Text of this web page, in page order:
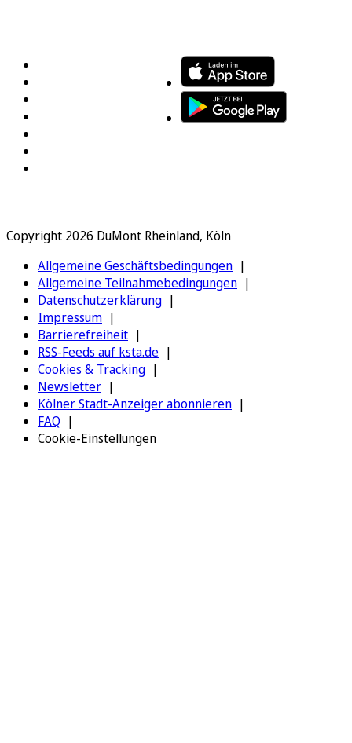
Copyright 2026 DuMont Rheinland, Köln
Allgemeine Geschäftsbedingungen
Allgemeine Teilnahmebedingungen
Datenschutzerklärung
Impressum
Barrierefreiheit
RSS-Feeds auf ksta.de
Cookies & Tracking
Newsletter
Kölner Stadt-Anzeiger abonnieren
FAQ
Cookie-Einstellungen